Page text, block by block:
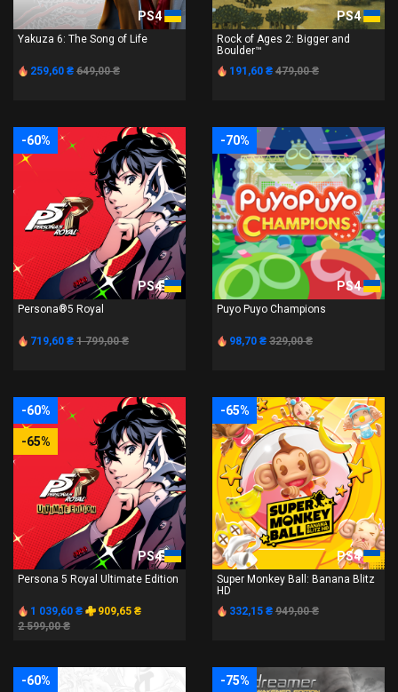
PS4
Yakuza 6: The Song of Life
259,60 ₴ 649,00 ₴
PS4
Rock of Ages 2: Bigger and
Boulder™
191,60 ₴ 479,00 ₴
-60%
PS4
Persona®5 Royal
719,60 ₴ 1 799,00 ₴
-70%
PS4
Puyo Puyo Champions
98,70 ₴ 329,00 ₴
-60%
-65%
PS4
Persona 5 Royal Ultimate Edition
1 039,60 ₴
909,65 ₴
2 599,00 ₴
-65%
PS4
Super Monkey Ball: Banana Blitz
HD
332,15 ₴ 949,00 ₴
-60% -75%